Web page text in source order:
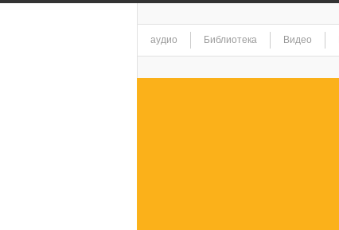
аудио Библиотека Видео